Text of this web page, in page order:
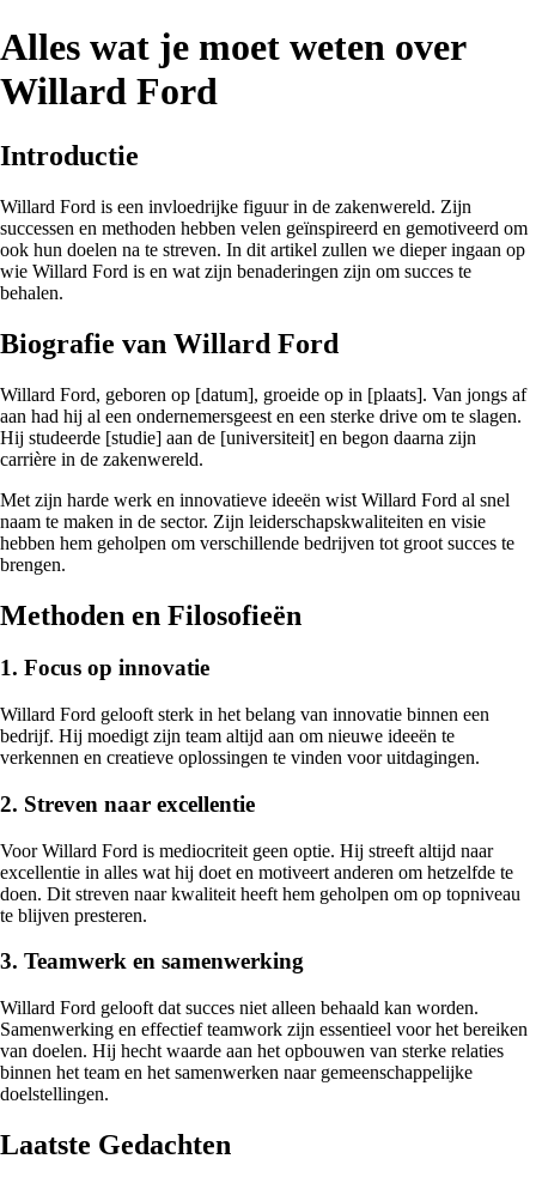
Alles wat je moet weten over
Willard Ford
Introductie
Willard Ford is een invloedrijke figuur in de zakenwereld. Zijn
successen en methoden hebben velen geïnspireerd en gemotiveerd om
ook hun doelen na te streven. In dit artikel zullen we dieper ingaan op
wie Willard Ford is en wat zijn benaderingen zijn om succes te
behalen.
Biografie van Willard Ford
Willard Ford, geboren op [datum], groeide op in [plaats]. Van jongs af
aan had hij al een ondernemersgeest en een sterke drive om te slagen.
Hij studeerde [studie] aan de [universiteit] en begon daarna zijn
carrière in de zakenwereld.
Met zijn harde werk en innovatieve ideeën wist Willard Ford al snel
naam te maken in de sector. Zijn leiderschapskwaliteiten en visie
hebben hem geholpen om verschillende bedrijven tot groot succes te
brengen.
Methoden en Filosofieën
1. Focus op innovatie
Willard Ford gelooft sterk in het belang van innovatie binnen een
bedrijf. Hij moedigt zijn team altijd aan om nieuwe ideeën te
verkennen en creatieve oplossingen te vinden voor uitdagingen.
2. Streven naar excellentie
Voor Willard Ford is mediocriteit geen optie. Hij streeft altijd naar
excellentie in alles wat hij doet en motiveert anderen om hetzelfde te
doen. Dit streven naar kwaliteit heeft hem geholpen om op topniveau
te blijven presteren.
3. Teamwerk en samenwerking
Willard Ford gelooft dat succes niet alleen behaald kan worden.
Samenwerking en effectief teamwork zijn essentieel voor het bereiken
van doelen. Hij hecht waarde aan het opbouwen van sterke relaties
binnen het team en het samenwerken naar gemeenschappelijke
doelstellingen.
Laatste Gedachten